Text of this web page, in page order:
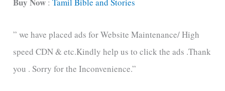
g
o
r
” we have placed ads for Website Maintenance/ High
speed CDN & etc.Kindly help us to click the ads .Thank
you . Sorry for the Inconvenience.”